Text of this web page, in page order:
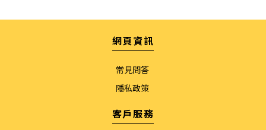
網頁資訊
常見問答
隱私政策
客戶服務